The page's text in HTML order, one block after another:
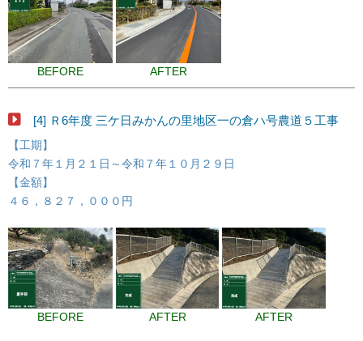
BEFORE AFTER
[4] Ｒ6年度 三ケ日みかんの里地区一の倉ハ号農道５工事
【工期】
令和７年１月２１日～令和７年１０月２９日
【金額】
４６，８２７，０００円
BEFORE AFTER AFTER